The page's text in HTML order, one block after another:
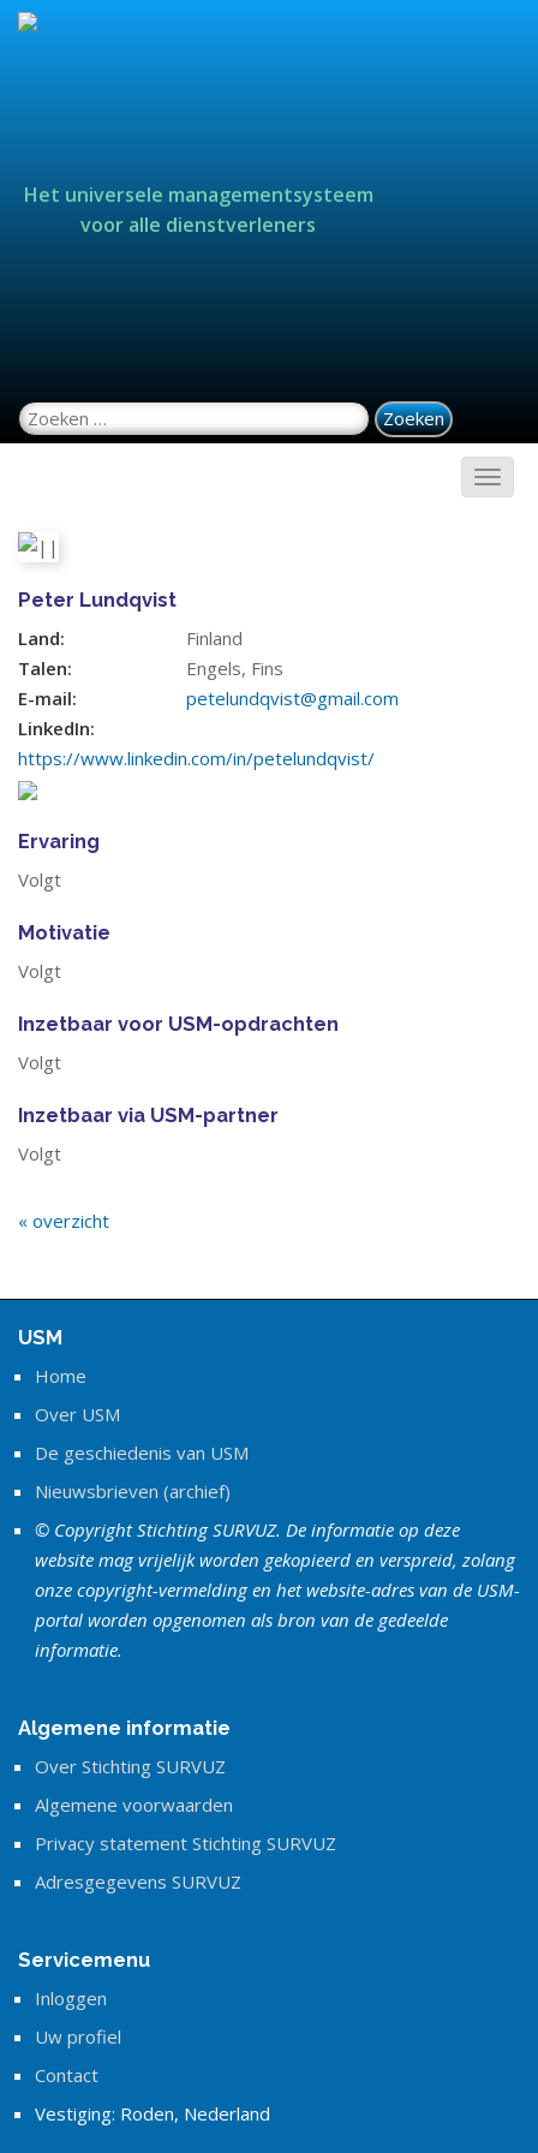
Het universele managementsysteem
voor alle dienstverleners
Zoeken naar:
Peter Lundqvist
Land:
Finland
Talen:
Engels, Fins
E-mail:
petelundqvist@gmail.com
LinkedIn:
https://www.linkedin.com/in/petelundqvist/
Ervaring
Volgt
Motivatie
Volgt
Inzetbaar voor USM-opdrachten
Volgt
Inzetbaar via USM-partner
Volgt
« overzicht
USM
Home
Over USM
De geschiedenis van USM
Nieuwsbrieven (archief)
© Copyright Stichting SURVUZ. De informatie op deze
website mag vrijelijk worden gekopieerd en verspreid, zolang
onze copyright-vermelding en het website-adres van de USM-
portal worden opgenomen als bron van de gedeelde
informatie.
Algemene informatie
Over Stichting SURVUZ
Algemene voorwaarden
Privacy statement Stichting SURVUZ
Adresgegevens SURVUZ
Servicemenu
Inloggen
Uw profiel
Contact
Vestiging: Roden, Nederland